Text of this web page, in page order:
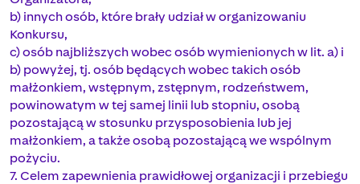
b) innych osób, które brały udział w organizowaniu
Konkursu,
c) osób najbliższych wobec osób wymienionych w lit. a) i
b) powyżej, tj. osób będących wobec takich osób
małżonkiem, wstępnym, zstępnym, rodzeństwem,
powinowatym w tej samej linii lub stopniu, osobą
pozostającą w stosunku przysposobienia lub jej
małżonkiem, a także osobą pozostającą we wspólnym
pożyciu.
7. Celem zapewnienia prawidłowej organizacji i przebiegu